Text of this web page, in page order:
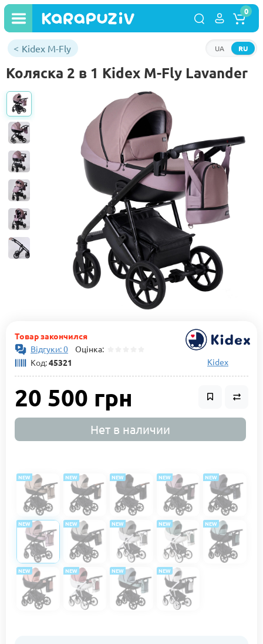
RU
UA
0
Kidex M-Fly
Коляска 2 в 1 Kidex M-Fly Lavander
Товар закончился
Відгуки: 0 Оцінка:
Код:45321 Kidex
20 500 грн
Нет в наличии
NEW NEW NEW NEW NEW
NEW NEW NEW NEW NEW
NEW NEW NEW NEW